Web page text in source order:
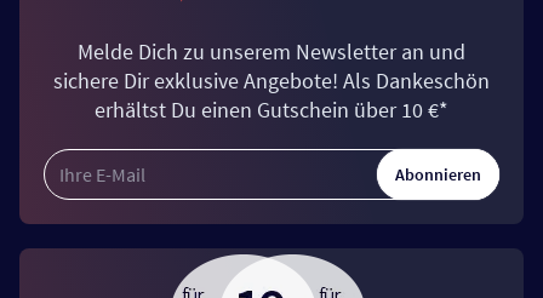
Melde Dich zu unserem Newsletter an und
sichere Dir exklusive Angebote! Als Dankeschön
erhältst Du einen Gutschein über 10 €*
Abonnieren